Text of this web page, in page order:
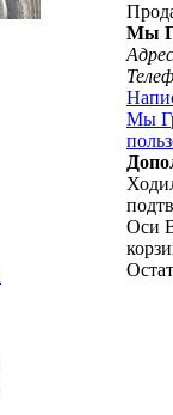
Мы
Мы
Оси